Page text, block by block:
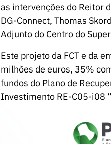
as intervenções do Reitor
DG-Connect, Thomas
Adjunto do Centro do
Este projeto da FCT e da
milhões de euros, 35%
fundos do Plano de
Investimento RE-C05-i08